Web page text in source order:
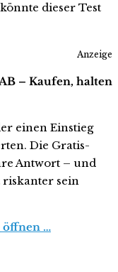
dieser Test
Anzeige
– Kaufen, halten
einen Einstieg
Die Gratis-
Antwort – und
riskanter sein
öffnen …